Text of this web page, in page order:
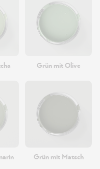
Grün mit Olive
Grün mit Matsch